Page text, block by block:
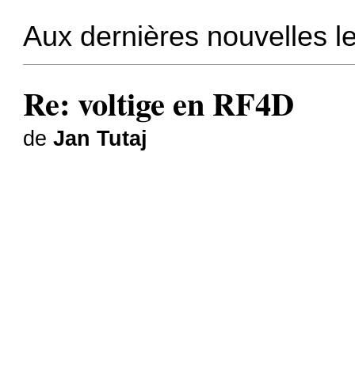
Aux dernières nouvelles
Re: voltige en RF4D
deJan Tutaj